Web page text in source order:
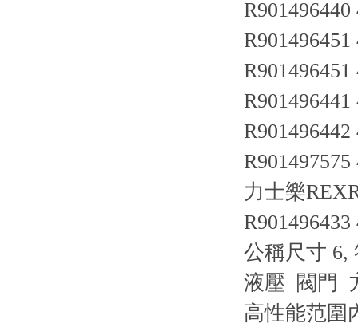
力士樂
公稱尺寸 6,
液壓 閥門
高性能范圍